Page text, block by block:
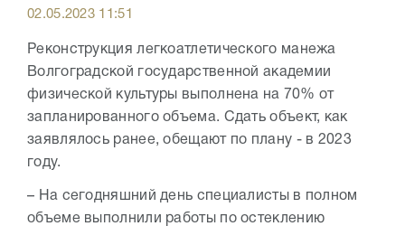
02.05.2023 11:51
Реконструкция легкоатлетического манежа
Волгоградской государственной академии
физической культуры выполнена на 70% от
запланированного объема. Сдать объект, как
заявлялось ранее, обещают по плану - в 2023
году.
– На сегодняшний день специалисты в полном
объеме выполнили работы по остеклению